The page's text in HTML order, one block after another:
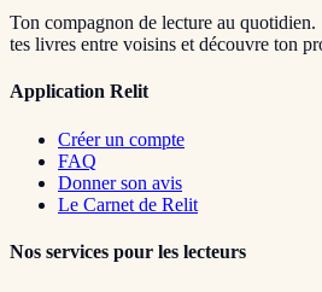
Ton compagnon de lecture au quotidien.
tes livres entre voisins et découvre ton
Application Relit
Créer un compte
FAQ
Donner son avis
Le Carnet de Relit
Nos services pour les lecteurs